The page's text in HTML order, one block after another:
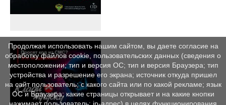
Продолжая использовать нашим сайтом, вы даете согласие на
обработку файлов cookie, пользовательских данных (сведения о
местоположении; тип и версия ОС; тип и версия Браузера; тип
устройства и разрешение его экрана; источник откуда пришел
на сайт пользователь; с какого сайта или по какой рекламе; язык
ОС и Браузера; какие страницы открывает и на какие кнопки